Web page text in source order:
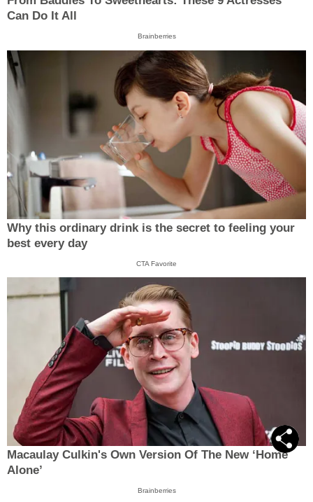
Can Do It All
Brainberries
Why this ordinary drink is the secret to feeling your
best every day
CTA Favorite
Macaulay Culkin's Own Version Of The New ‘Home
Alone’
Brainberries